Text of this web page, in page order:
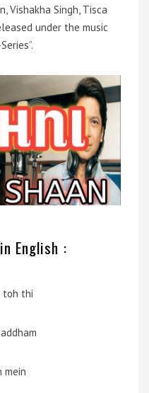
Vishakha Singh, Tisca
under the music
English :
toh thi
mein